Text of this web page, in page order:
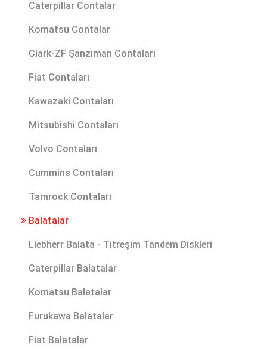
Caterpillar Contalar
Komatsu Contalar
Clark-ZF Şanzıman Contaları
Fiat Contaları
Kawazaki Contaları
Mitsubishi Contaları
Volvo Contaları
Cummins Contaları
Tamrock Contaları
Balatalar
Liebherr Balata - Titreşim Tandem Diskleri
Caterpillar Balatalar
Komatsu Balatalar
Furukawa Balatalar
Fiat Balatalar